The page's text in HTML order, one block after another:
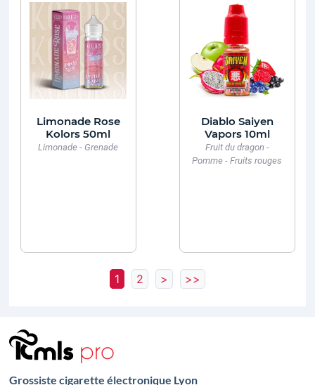
Limonade Rose
Kolors 50ml
Limonade - Grenade
Diablo Saiyen
Vapors 10ml
Fruit du dragon -
Pomme - Fruits rouges
1 2 > >>
Grossiste cigarette électronique Lyon